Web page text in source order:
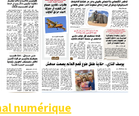
numérique